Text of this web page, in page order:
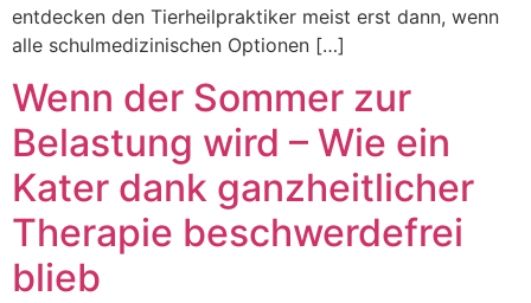
entdecken den Tierheilpraktiker meist erst dann, wenn
alle schulmedizinischen Optionen […]
Wenn der Sommer zur
Belastung wird – Wie ein
Kater dank ganzheitlicher
Therapie beschwerdefrei
blieb